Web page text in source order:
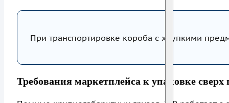
При транспортировке короба с хрупкими
Требования маркетплейса к упаковке